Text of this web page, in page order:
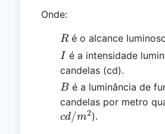
Onde:
R
Ré o alcance
I
Ié a intensidade
candelas (cd).
B
Bé a luminância de
candelas por metro
cd/m2).